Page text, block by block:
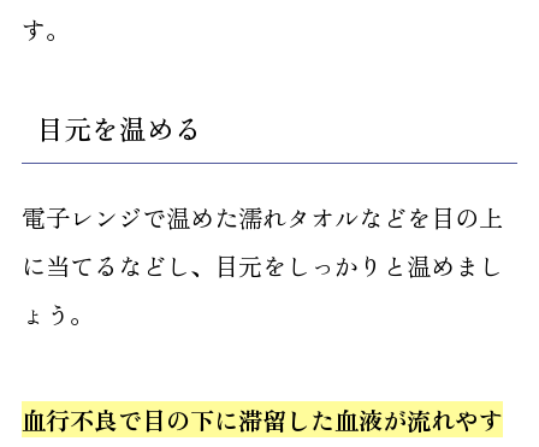
す。
目元を温める
電子レンジで温めた濡れタオルなどを目の上
に当てるなどし、目元をしっかりと温めまし
ょう。
血行不良で目の下に滞留した血液が流れやす